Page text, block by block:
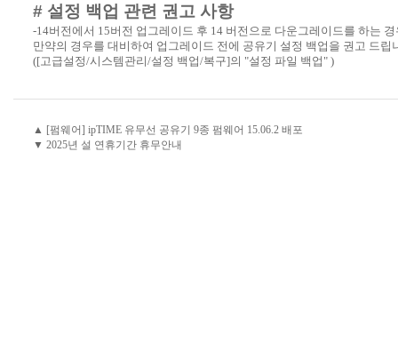
# 설정 백업 관련 권고 사항
-14버전에서 15버전 업그레이드 후 14 버전으로 다운그레이드를 하는
만약의 경우를 대비하여 업그레이드 전에 공유기 설정 백업을 권고 드립
([고급설정/시스템관리/설정 백업/복구]의 "설정 파일 백업" )
▲ [펌웨어] ipTIME 유무선 공유기 9종 펌웨어 15.06.2 배포
▼ 2025년 설 연휴기간 휴무안내